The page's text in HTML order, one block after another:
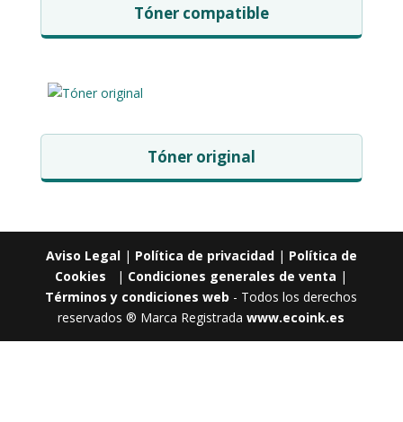
Tóner compatible
Tóner original
Aviso Legal| Política de privacidad| Política de
Cookies | Condiciones generales de venta |
Términos y condiciones web - Todos los derechos
reservados ® Marca Registradawww.ecoink.es